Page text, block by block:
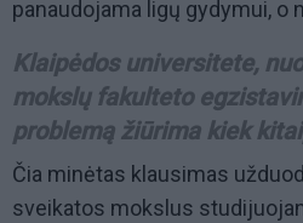
panaudojama ligų gydymui, o
Klaipėdos universitete,
mokslų fakulteto
problemą žiūrima kiek
Čia minėtas klausimas
sveikatos mokslus